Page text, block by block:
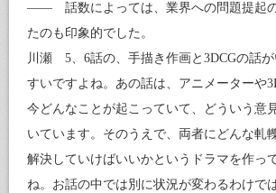
—— 話数によっては、業界への問題提起
たのも印象的でした。
川瀬 5、6話の、手描き作画と3DCGの話
すいですよね。あの話は、アニメーターや
今どんなことが起こっていて、どういう意
いています。そのうえで、両者にどんな軋
解決していけばいいかというドラマを作っ
ね。お話の中では別に状況が変わるわけで